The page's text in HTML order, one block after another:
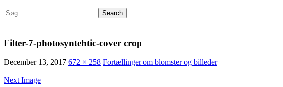
Search
for:
Filter-7-photosyntehtic-cover crop
December 13, 2017 672 × 258 Fortællinger om blomster og billeder
Next Image